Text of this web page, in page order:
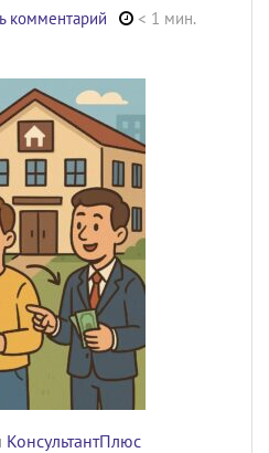
комментарий
< 1 мин.
КонсультантПлюс